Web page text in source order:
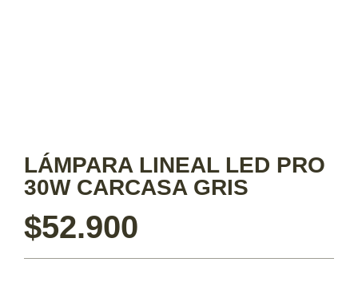
LÁMPARA LINEAL LED PRO
30W CARCASA GRIS
$52.900